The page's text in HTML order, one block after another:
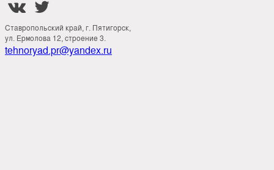
 
Ставропольский край, г. Пятигорск,
ул. Ермолова 12, строение 3.
tehnoryad.pr@yandex.ru